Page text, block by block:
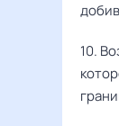
10.